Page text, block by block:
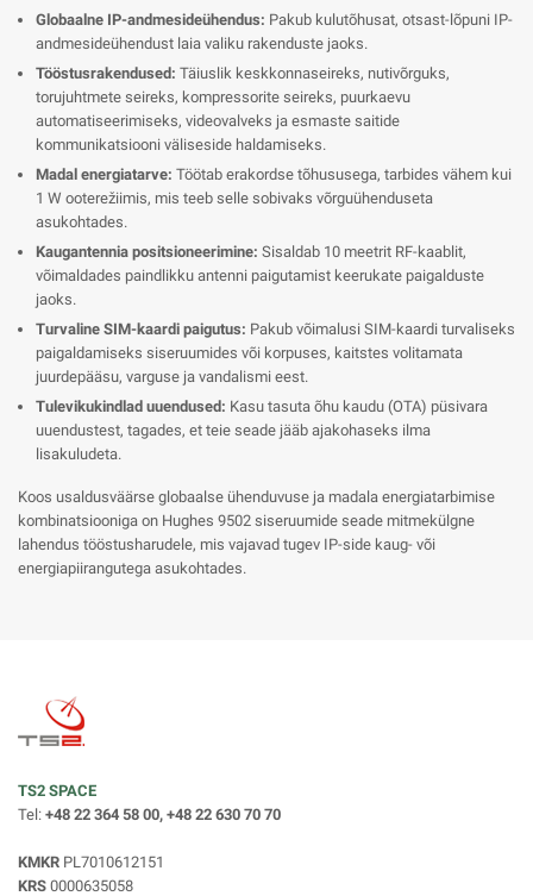
Globaalne IP-andmesideühendus: Pakub kulutõhusat, otsast-lõpuni IP-
andmesideühendust laia valiku rakenduste jaoks.
Tööstusrakendused: Täiuslik keskkonnaseireks, nutivõrguks,
torujuhtmete seireks, kompressorite seireks, puurkaevu
automatiseerimiseks, videovalveks ja esmaste saitide
kommunikatsiooni väliseside haldamiseks.
Madal energiatarve: Töötab erakordse tõhususega, tarbides vähem kui
1 W ooterežiimis, mis teeb selle sobivaks võrguühenduseta
asukohtades.
Kaugantennia positsioneerimine: Sisaldab 10 meetrit RF-kaablit,
võimaldades paindlikku antenni paigutamist keerukate paigalduste
jaoks.
Turvaline SIM-kaardi paigutus: Pakub võimalusi SIM-kaardi turvaliseks
paigaldamiseks siseruumides või korpuses, kaitstes volitamata
juurdepääsu, varguse ja vandalismi eest.
Tulevikukindlad uuendused: Kasu tasuta õhu kaudu (OTA) püsivara
uuendustest, tagades, et teie seade jääb ajakohaseks ilma
lisakuludeta.
Koos usaldusväärse globaalse ühenduvuse ja madala energiatarbimise
kombinatsiooniga on Hughes 9502 siseruumide seade mitmekülgne
lahendus tööstusharudele, mis vajavad tugev IP-side kaug- või
energiapiirangutega asukohtades.
TS2 SPACE
Tel: +48 22 364 58 00, +48 22 630 70 70
KMKR PL7010612151
KRS 0000635058